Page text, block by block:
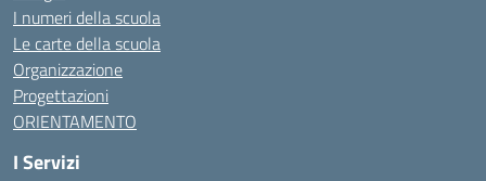
I numeri della scuola
Le carte della scuola
Organizzazione
Progettazioni
ORIENTAMENTO
I Servizi